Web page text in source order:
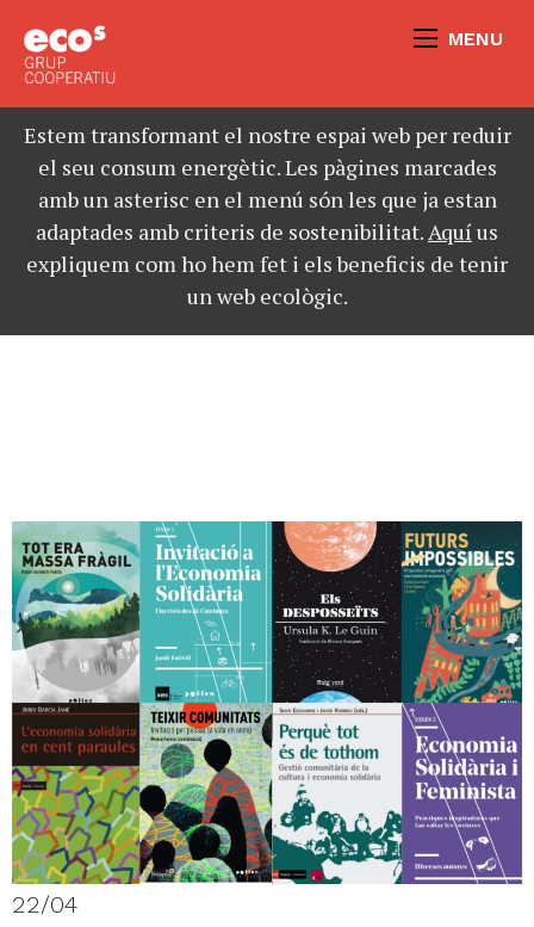
MENU
Estem transformant el nostre espai web per reduir
el seu consum energètic. Les pàgines marcades
amb un asterisc en el menú són les que ja estan
adaptades amb criteris de sostenibilitat.Aquíus
expliquem com ho hem fet i els beneficis de tenir
un web ecològic.
22/04